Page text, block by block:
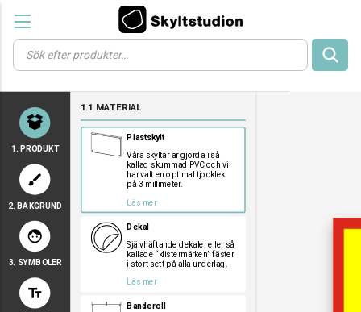
Products
search
a
a
aa
1. PRODUKT
brush
2. BAKGRUND
face
3. SYMBOLER
text_fields
1.1 MATERIAL
Plastskylt
Våra skyltar är gjorda i så
kallad skummad PVC och vi
har valt en optimal tjocklek
på 3 millimeter.
Läs mer
Dekal
Självhäftande dekaler eller så
kallade “klistermärken” fäster
i stort sett på alla underlag.
Läs mer
Banderoll